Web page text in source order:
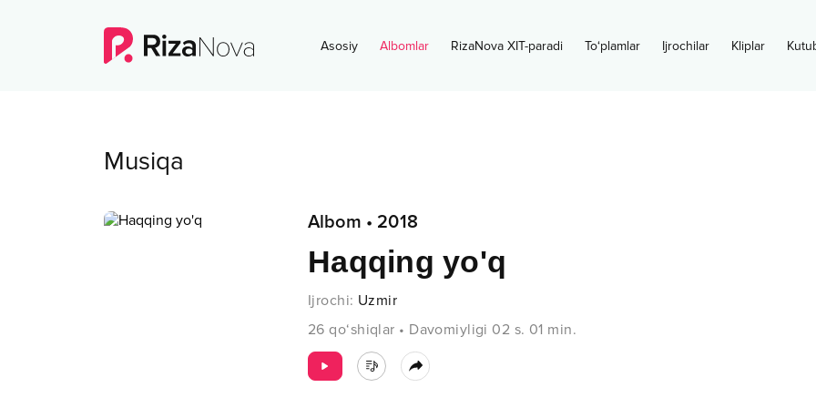
Asosiy Albomlar RizaNova XIT-paradi To‘plamlar Ijrochilar Kliplar
Musiqa
Albom • 2018
Haqqing yo'q
Ijrochi: Uzmir
26 qo‘shiqlar • Davomiyligi 02 s. 01 min.